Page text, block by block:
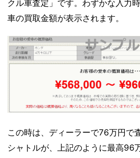
クル車査定」です。わずかな入力
車の買取金額が表示されます。
この時は、ディーラーで76万円で
シャトルが、上記のように最高96